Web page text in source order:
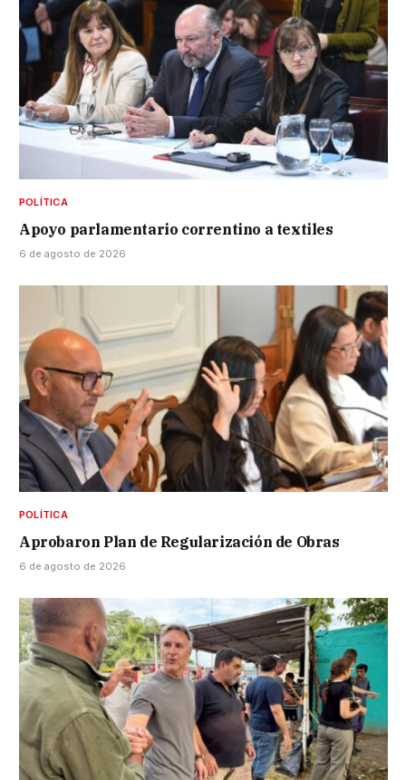
POLÍTICA
Apoyo parlamentario correntino a textiles
6 de agosto de 2026
POLÍTICA
Aprobaron Plan de Regularización de Obras
6 de agosto de 2026